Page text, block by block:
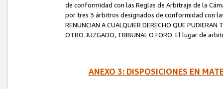
de conformidad con las Reglas de Arbitraje de la
por tres 3 árbitros designados de conformidad con las
RENUNCIAN A CUALQUIER DERECHO QUE
OTRO JUZGADO, TRIBUNAL O FORO. El lugar de
ANEXO 3: DISPOSICIONES EN